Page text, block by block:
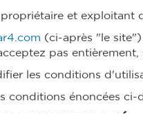
et exploitant
(ci-après "le
pas entièrement,
les conditions
conditions énoncées ci-